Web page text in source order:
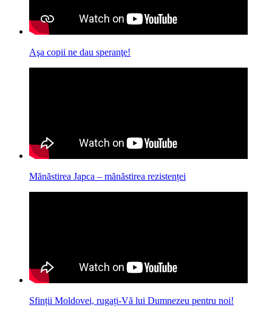
Aşa copii ne dau speranţe!
Mănăstirea Japca – mănăstirea rezistenței
Sfinții Moldovei, rugați-Vă lui Dumnezeu pentru noi!